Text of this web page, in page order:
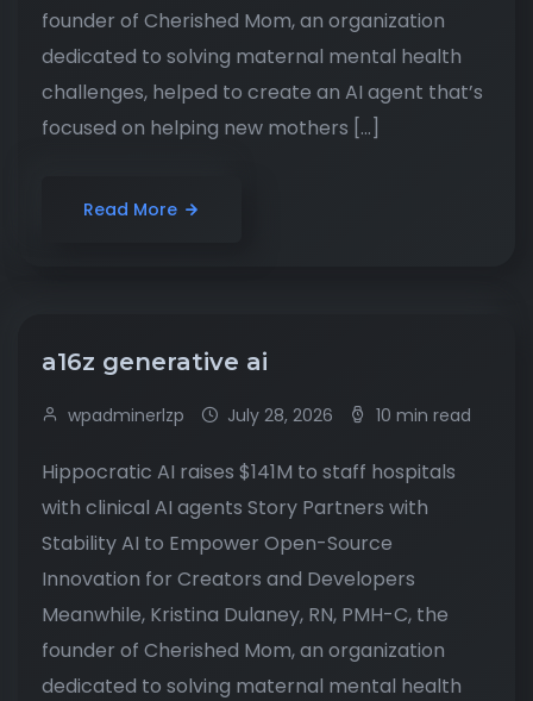
founder of Cherished Mom, an organization
dedicated to solving maternal mental health
challenges, helped to create an AI agent that’s
focused on helping new mothers […]
Read More
a16z generative ai
wpadminerlzp July 28, 2026 10 min read
Hippocratic AI raises $141M to staff hospitals
with clinical AI agents Story Partners with
Stability AI to Empower Open-Source
Innovation for Creators and Developers
Meanwhile, Kristina Dulaney, RN, PMH-C, the
founder of Cherished Mom, an organization
dedicated to solving maternal mental health